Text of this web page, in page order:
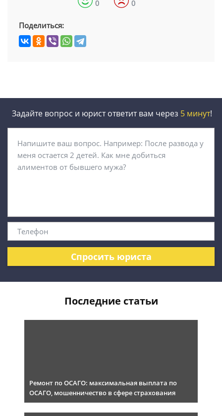
0 0
Поделиться:
Задайте вопрос и юрист ответит вам через 5 минут!
Спросить юриста
Последние статьи
Ремонт по ОСАГО: максимальная выплата по
ОСАГО, мошенничество в сфере страхования